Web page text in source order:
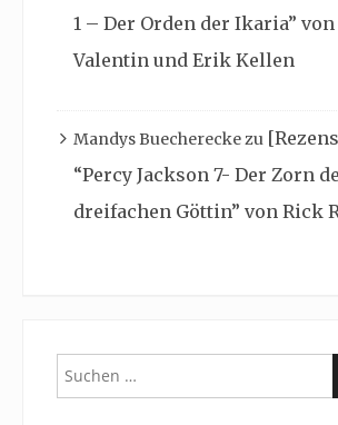
1 – Der Orden der Ikaria”
Valentin und Erik Kellen
Mandys Buechereckezu
“Percy Jackson 7- Der Zorn
dreifachen Göttin” von Rick
Suchen
nach: